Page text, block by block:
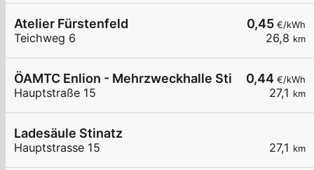
0,45 €/kWh
26,8 km
Atelier Fürstenfeld
Teichweg 6
0,44 €/kWh
27,1 km
ÖAMTC Enlion - Mehrzweckhalle Stinatz
Hauptstraße 15
27,1 km
Ladesäule Stinatz
Hauptstrasse 15